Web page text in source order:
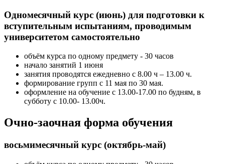
Одномесячный курс (июнь) для подготовки к
вступительным испытаниям, проводимым
университетом самостоятельно
объём курса по одному предмету - 30 часов
начало занятий 1 июня
занятия проводятся ежедневно с 8.00 ч – 13.00 ч.
формирование групп с 11 мая по 30 мая.
оформление на обучение с 13.00-17.00 по будням, в
субботу с 10.00- 13.00ч.
Очно-заочная форма обучения
восьмимесячный курс (октябрь-май)